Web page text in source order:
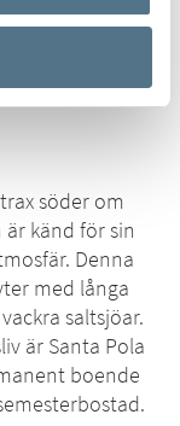
Santa
söder om
känd för sin
Denna
med långa
saltsjöar.
är Santa Pola
boende